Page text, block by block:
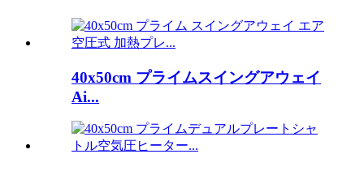
40x50cm プライムスイングアウェイ
Ai...